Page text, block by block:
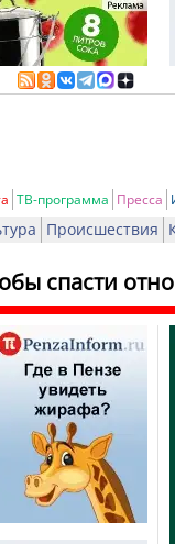
ТВ-программа Пресса
Происшествия
спасти